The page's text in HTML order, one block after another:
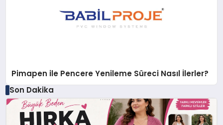
Pimapen ile Pencere Yenileme Süreci Nasıl İlerler?
Son Dakika